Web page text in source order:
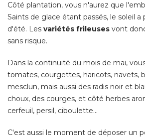
Côté plantation, vous n'aurez que
Saints de glace étant passés, le soleil a
d'été. Les variétés frileuses vont
sans risque.
Dans la continuité du mois de mai,
tomates, courgettes, haricots, navets,
mesclun, mais aussi des radis noir et
choux, des courges, et côté herbes
cerfeuil, persil, ciboulette...
C'est aussi le moment de déposer un